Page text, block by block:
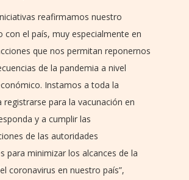
reafirmamos nuestro
con el país, muy especialmente en
que nos permitan reponernos
de la pandemia a nivel
Instamos a toda la
registrarse para la vacunación en
y a cumplir las
de las autoridades
para minimizar los alcances de la
coronavirus en nuestro país”,